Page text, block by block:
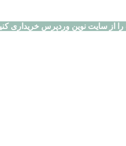
از سایت نوین وردپرس خریداری